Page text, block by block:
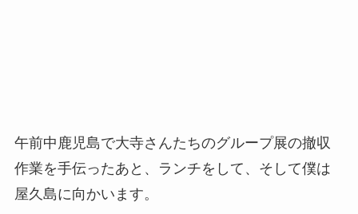
午前中鹿児島で大寺さんたちのグループ展の撤収
作業を手伝ったあと、ランチをして、そして僕は
屋久島に向かいます。